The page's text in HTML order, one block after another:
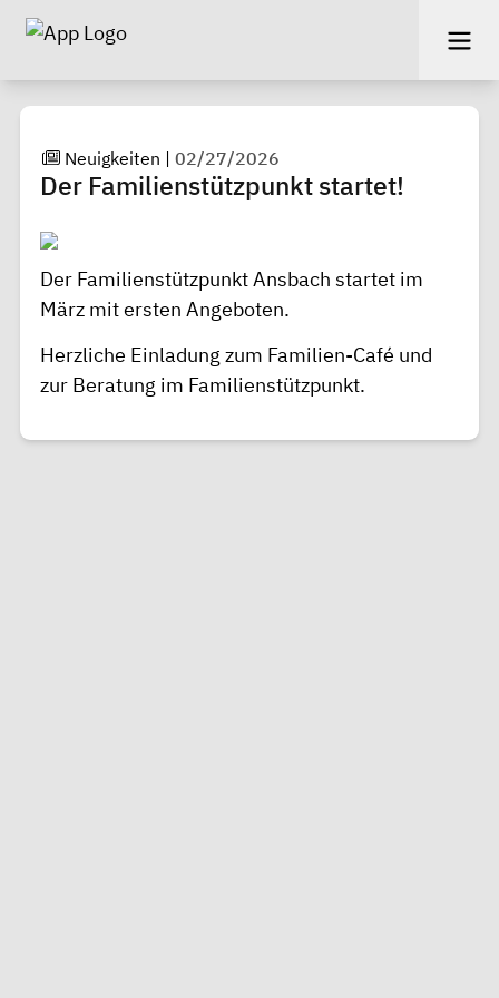
Neuigkeiten |02/27/2026
Der Familienstützpunkt startet!
Der Familienstützpunkt Ansbach startet im
März mit ersten Angeboten.
Herzliche Einladung zum Familien-Café und
zur Beratung im Familienstützpunkt.